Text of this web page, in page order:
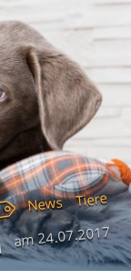
News Tiere
am24.07.2017